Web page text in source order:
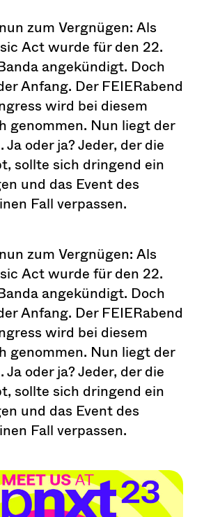
zum Vergnügen: Als
Act wurde für den 22.
angekündigt. Doch
Anfang. Der FEIERabend
wird bei diesem
genommen. Nun liegt der
Ja oder ja? Jeder, der die
sollte sich dringend ein
und das Event des
Fall verpassen.
zum Vergnügen: Als
Act wurde für den 22.
angekündigt. Doch
Anfang. Der FEIERabend
wird bei diesem
genommen. Nun liegt der
Ja oder ja? Jeder, der die
sollte sich dringend ein
und das Event des
Fall verpassen.